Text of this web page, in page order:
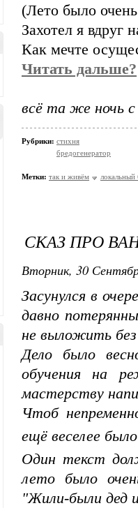
(Лето было
Захотел я вдруг
Как мечте
Читать дальше?
всё та же ночь с
Рубрики: стихня
бредогенератор
Метки: так и живём
СКАЗ ПРО
Вторник, 30
Засунулся в
давно
не выложить
Дело было
обучения на
мастерству
Чтоб
ещё веселее
Один текст
лето было
"Жили-были дед